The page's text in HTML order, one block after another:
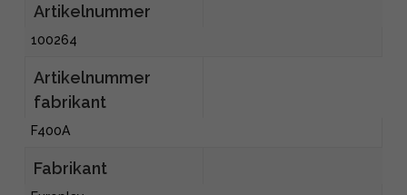
Artikelnummer
100264
Artikelnummer
fabrikant
F400A
Fabrikant